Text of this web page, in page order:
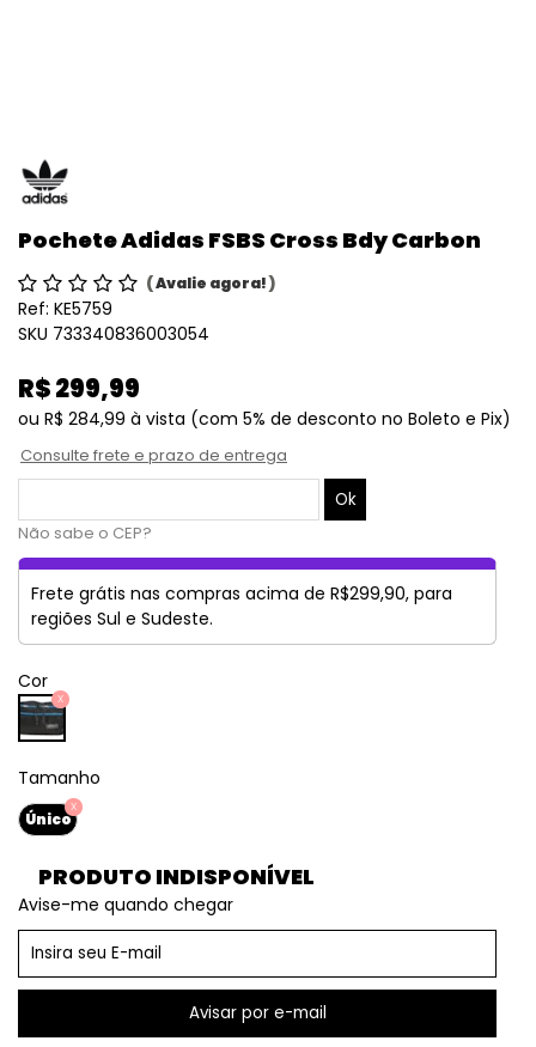
Pochete Adidas FSBS Cross Bdy Carbon
(Avalie agora!)
Ref: KE5759
SKU 733340836003054
R$ 299,99
ou R$ 284,99 à vista (com 5% de desconto no Boleto e Pix)
Consulte frete e prazo de entrega
Não sabe o CEP?
Frete grátis nas compras acima de R$299,90, para
regiões Sul e Sudeste.
Cor
Tamanho
Único
PRODUTO INDISPONÍVEL
Avise-me quando chegar